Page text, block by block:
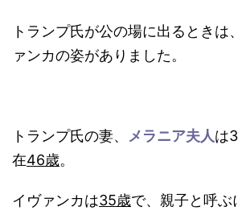
トランプ氏が公の場に出るときは
ァンカの姿がありました。
トランプ氏の妻、 メラニア夫人は
在46歳。
イヴァンカは35歳で、親子と呼ぶ